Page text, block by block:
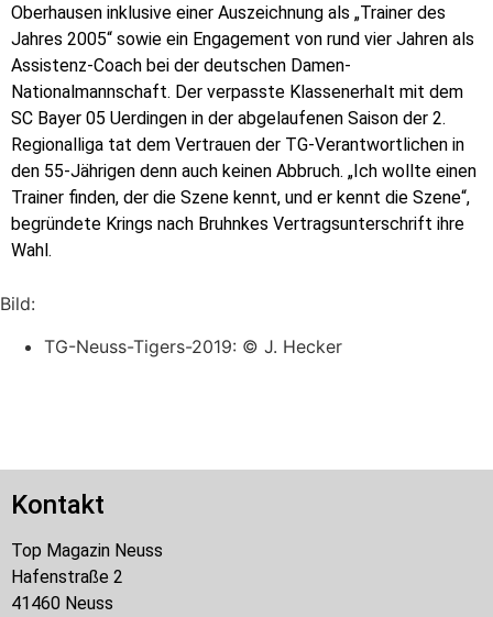
Oberhausen inklusive einer Auszeichnung als „Trainer des
Jahres 2005“ sowie ein Engagement von rund vier Jahren als
Assistenz-Coach bei der deutschen Damen-
Nationalmannschaft. Der verpasste Klassenerhalt mit dem
SC Bayer 05 Uerdingen in der abgelaufenen Saison der 2.
Regionalliga tat dem Vertrauen der TG-Verantwortlichen in
den 55-Jährigen denn auch keinen Abbruch. „Ich wollte einen
Trainer finden, der die Szene kennt, und er kennt die Szene“,
begründete Krings nach Bruhnkes Vertragsunterschrift ihre
Wahl.
Bild:
TG-Neuss-Tigers-2019: © J. Hecker
Kontakt
Top Magazin Neuss
Hafenstraße 2
41460 Neuss